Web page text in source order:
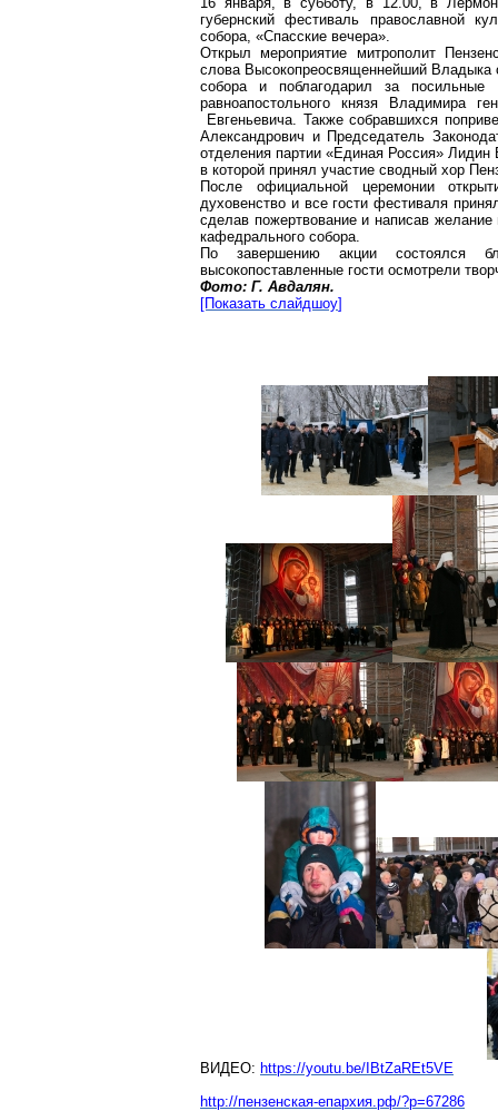
губернский фестиваль православной
собора, «Спасские вечера».
Открыл мероприятие митрополит
слова Высокопреосвященнейший Владыка
собора и поблагодарил за посильные
равноапостольного князя Владимира
Евгеньевича. Также собравшихся
Александрович и Председатель
отделения партии «Единая Россия» Лидин
в которой принял участие сводный хор
После официальной церемонии
духовенство и все гости фестиваля
сделав пожертвование и написав
кафедрального собора.
По завершению акции состоялся
высокопоставленные гости осмотрели
Фото: Г. Авдалян.
[Показать слайдшоу]
ВИДЕО: https://youtu.be/IBtZaREt5VE
http://пензенская-епархия.рф/?p=67286